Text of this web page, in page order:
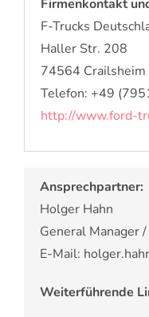
Firmenkontakt
F-Trucks
Haller Str. 208
74564 Crailsheim
Telefon: +49
http://www.ford-
Ansprechpartner:
Holger Hahn
General Manager
E-Mail:
Weiterführende